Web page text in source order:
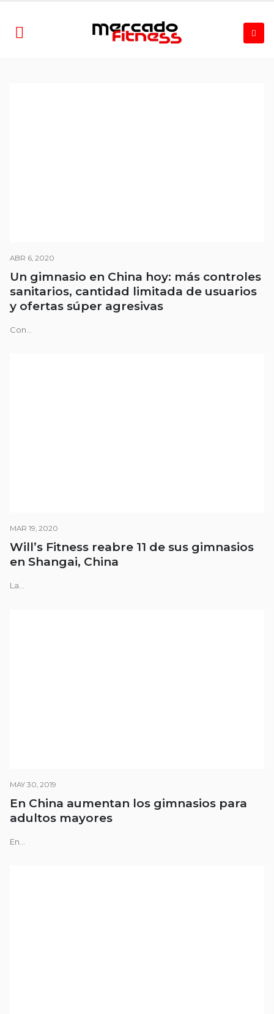
ABR 6, 2020
Un gimnasio en China hoy: más controles
sanitarios, cantidad limitada de usuarios
y ofertas súper agresivas
Con...
MAR 19, 2020
Will’s Fitness reabre 11 de sus gimnasios
en Shangai, China
La...
MAY 30, 2019
En China aumentan los gimnasios para
adultos mayores
En...